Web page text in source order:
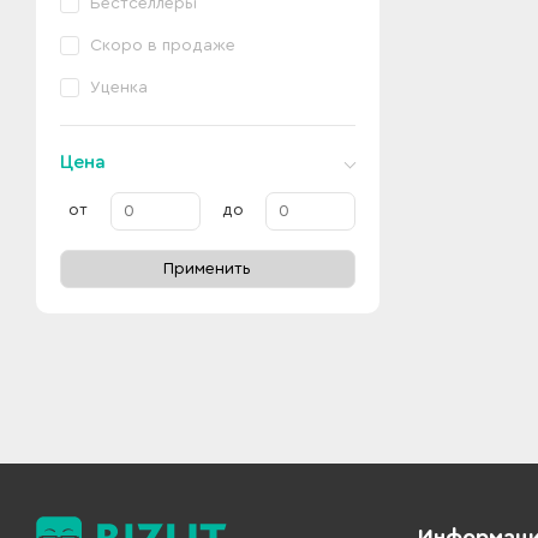
Бестселлеры
Скоро в продаже
Уценка
Цена
от до
Применить